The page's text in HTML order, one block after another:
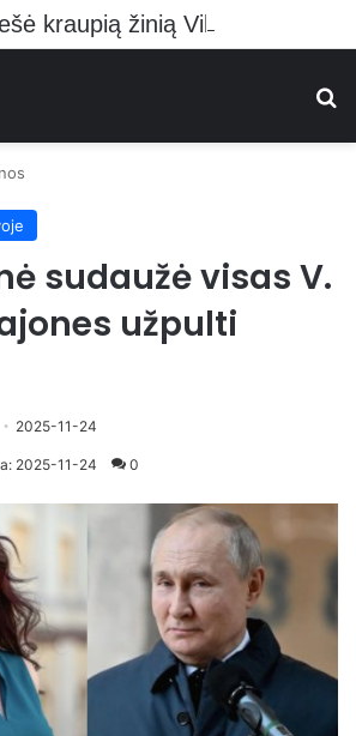
kraupią žinią Vilniečiams
sudaužė visas V.
užpulti
2025-11-24
2025-11-24 0